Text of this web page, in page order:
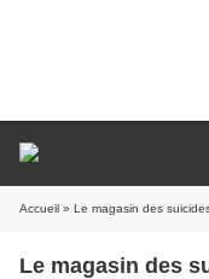
Accueil » Le magasin des
Le magasin des